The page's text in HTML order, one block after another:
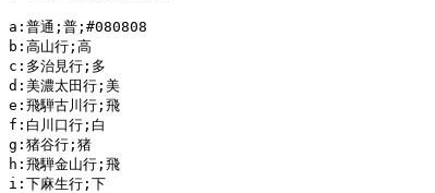
a:普通;普;#080808
b:高山行;高
c:多治見行;多
d:美濃太田行;美
e:飛騨古川行;飛
f:白川口行;白
g:猪谷行;猪
h:飛騨金山行;飛
i:下麻生行;下